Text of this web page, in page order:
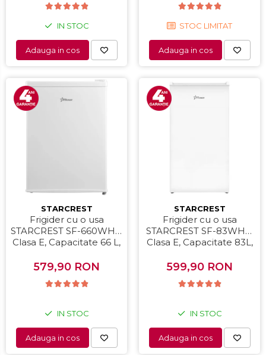
IN STOC
Adauga in cos
STOC LIMITAT
Adauga in cos
STARCREST
Frigider cu o usa
STARCREST SF-660WHT,
Clasa E, Capacitate 66 L,
579,90 RON
IN STOC
Adauga in cos
STARCREST
Frigider cu o usa
STARCREST SF-83WHE,
Clasa E, Capacitate 83L,
Compartiment gheata, H
85 cm, Alb
599,90 RON
IN STOC
Adauga in cos